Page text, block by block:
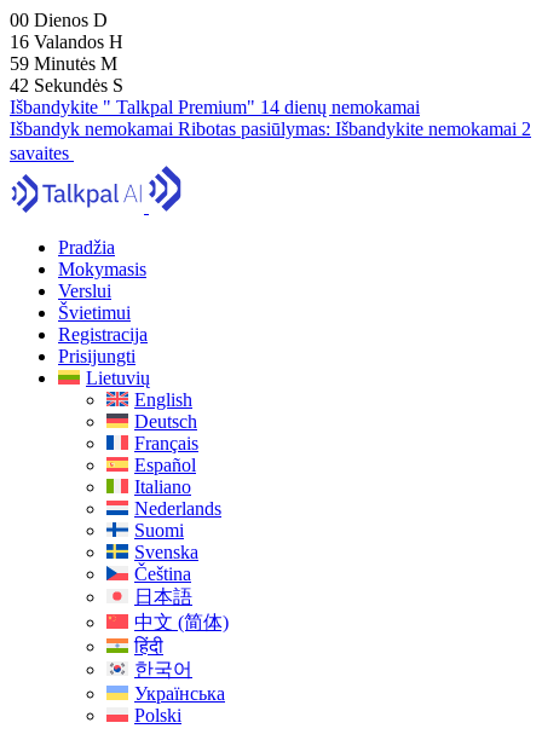
00 Dienos D
16 Valandos H
59 Minutės M
41 Sekundės S
Išbandykite " Talkpal Premium" 14 dienų nemokamai
Išbandyk nemokamai Ribotas pasiūlymas: Išbandykite nemokamai 2
savaites
Pradžia
Mokymasis
Verslui
Švietimui
Registracija
Prisijungti
Lietuvių
English
Deutsch
Français
Español
Italiano
Nederlands
Suomi
Svenska
Čeština
日本語
中文 (简体)
हिंदी
한국어
Українська
Polski